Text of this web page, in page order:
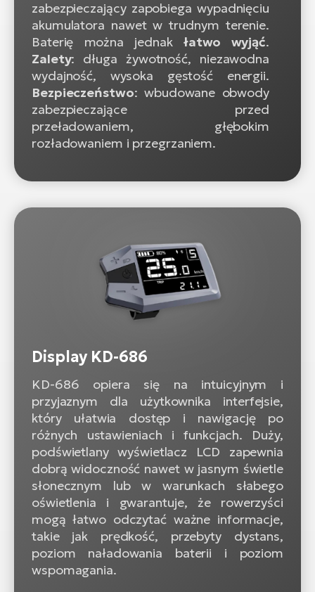
zabezpieczający zapobiega wypadnięciu
akumulatora nawet w trudnym terenie.
Baterię można jednak łatwo wyjąć.
Zalety: długa żywotność, niezawodna
wydajność, wysoka gęstość energii.
Bezpieczeństwo: wbudowane obwody
zabezpieczające przed
przeładowaniem, głębokim
rozładowaniem i przegrzaniem.
Display KD-686
KD-686 opiera się na intuicyjnym i
przyjaznym dla użytkownika interfejsie,
który ułatwia dostęp i nawigację po
różnych ustawieniach i funkcjach. Duży,
podświetlany wyświetlacz LCD zapewnia
dobrą widoczność nawet w jasnym świetle
słonecznym lub w warunkach słabego
oświetlenia i gwarantuje, że rowerzyści
mogą łatwo odczytać ważne informacje,
takie jak prędkość, przebyty dystans,
poziom naładowania baterii i poziom
wspomagania.